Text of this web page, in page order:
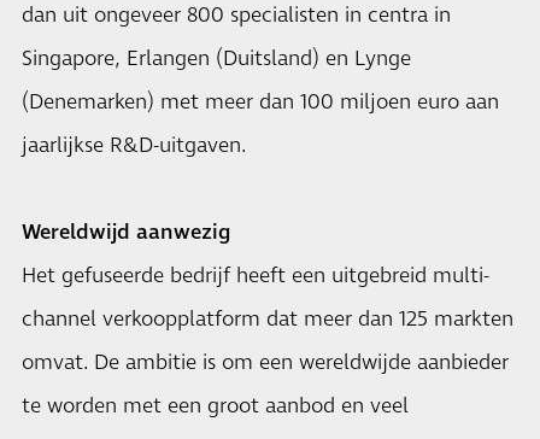
dan uit ongeveer 800 specialisten in centra in
Singapore, Erlangen (Duitsland) en Lynge
(Denemarken) met meer dan 100 miljoen euro aan
jaarlijkse R&D-uitgaven.
Wereldwijd aanwezig
Het gefuseerde bedrijf heeft een uitgebreid multi-
channel verkoopplatform dat meer dan 125 markten
omvat. De ambitie is om een ​​wereldwijde aanbieder
te worden met een groot aanbod en veel